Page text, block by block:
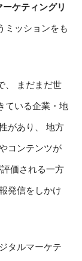
ケティングリ
ミッションをも
、 まだまだ世
ている企業・地
があり、 地方
コンテンツが
価される一方
発信をしかけ
タルマーケテ